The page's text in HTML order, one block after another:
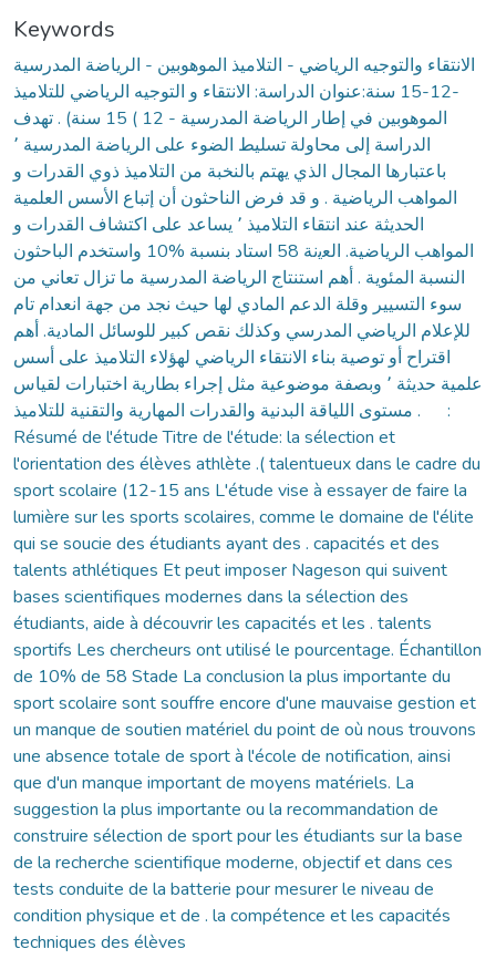
Keywords
الانتقاء والتوجيه الرياضي - التلاميذ الموهوبين - الرياضة المدرسية
-12-15 سنة:ﻋﻨﻮان اﻟﺪراﺳﺔ: اﻻﻧﺘﻘﺎء و اﻟﺘﻮﺟﻴﻪ اﻟﺮﻳﺎﺿﻲ ﻟﻠﺘﻼﻣﻴﺬ
اﻟﻤﻮﻫﻮﺑﻴﻦ ﻓﻲ إﻃﺎر اﻟﺮﻳﺎﺿﺔ اﻟﻤﺪرﺳﻴﺔ - 12 ) 15 ﺳﻨﺔ) . ﺗﻬﺪف
اﻟﺪراﺳﺔ إﻟﻰ ﻣﺤﺎوﻟﺔ ﺗﺴﻠﻴﻂ اﻟﻀﻮء ﻋﻠﻰ اﻟﺮﻳﺎﺿﺔ اﻟﻤﺪرﺳﻴﺔ ٬
ﺑﺎﻋﺘﺒﺎرﻫﺎ اﻟﻤﺠﺎل اﻟﺬي ﻳﻬﺘﻢ ﺑﺎﻟﻨﺨﺒﺔ ﻣﻦ اﻟﺘﻼﻣﻴﺬ ذوي اﻟﻘﺪرات و
اﻟﻤﻮاﻫﺐ اﻟﺮﻳﺎﺿﻴﺔ . و ﻗﺪ ﻓﺮض اﻟﻨﺎﺣﺜﻮن أن إﺗﺒﺎع اﻷﺳﺲ اﻟﻌﻠﻤﻴﺔ
اﻟﺤﺪﻳﺜﺔ ﻋﻨﺪ اﻧﺘﻘﺎء اﻟﺘﻼﻣﻴﺬ ٬ ﻳﺴﺎﻋﺪ ﻋﻠﻰ اﻛﺘﺸﺎف اﻟﻘﺪرات و
اﻟﻤﻮاﻫﺐ اﻟﺮﻳﺎﺿﻴﺔ. ﺍﻟﻌﻳﻧﺔ 58 اﺳﺘﺎد ﺑﻨﺴﺒﺔ %10 واﺳﺘﺨﺪم اﻟﺒﺎﺣﺜﻮن
اﻟﻨﺴﺒﺔ اﻟﻤﺌﻮﻳﺔ . أﻫﻢ اﺳﺘﻨﺘﺎج اﻟﺮﻳﺎﺿﺔ اﻟﻤﺪرﺳﻴﺔ ﻣﺎ ﺗﺰال ﺗﻌﺎﻧﻲ ﻣﻦ
ﺳﻮء اﻟﺘﺴﻴﻴﺮ وﻗﻠﺔ اﻟﺪﻋﻢ اﻟﻤﺎدي ﻟﻬﺎ ﺣﻴﺚ ﻧﺠﺪ ﻣﻦ ﺟﻬﺔ اﻧﻌﺪام ﺗﺎم
ﻟﻺﻋﻼم اﻟﺮﻳﺎﺿﻲ اﻟﻤﺪرﺳﻲ وﻛﺬﻟﻚ ﻧﻘﺺ ﻛﺒﻴﺮ ﻟﻠﻮﺳﺎﺋﻞ اﻟﻤﺎدﻳﺔ. أﻫﻢ
اﻗﺘﺮاح أو ﺗﻮﺻﻴﺔ ﺑﻨﺎء اﻻﻧﺘﻘﺎء اﻟﺮﻳﺎﺿﻲ ﻟﻬﺆﻻء اﻟﺘﻼﻣﻴﺬ ﻋﻠﻰ أﺳﺲ
ﻋﻠﻤﻴﺔ ﺣﺪﻳﺜﺔ ٬ وﺑﺼﻔﺔ ﻣﻮﺿﻮﻋﻴﺔ ﻣﺜﻞ إﺟﺮاء ﺑﻄﺎرﻳﺔ اﺧﺘﺒﺎرات ﻟﻘﻴﺎس
ﻣﺴﺘﻮى اﻟﻠﻴﺎﻗﺔ اﻟﺒﺪﻧﻴﺔ واﻟﻘﺪرات اﻟﻤﻬﺎرﻳﺔ واﻟﺘﻘﻨﻴﺔ ﻟﻠﺘﻼﻣﻴﺬ . :
Résumé de l'étude Titre de l'étude: la sélection et
l'orientation des élèves athlète .( talentueux dans le cadre du
sport scolaire (12-15 ans L'étude vise à essayer de faire la
lumière sur les sports scolaires, comme le domaine de l'élite
qui se soucie des étudiants ayant des . capacités et des
talents athlétiques Et peut imposer Nageson qui suivent
bases scientifiques modernes dans la sélection des
étudiants, aide à découvrir les capacités et les . talents
sportifs Les chercheurs ont utilisé le pourcentage. Échantillon
de 10% de 58 Stade La conclusion la plus importante du
sport scolaire sont souffre encore d'une mauvaise gestion et
un manque de soutien matériel du point de où nous trouvons
une absence totale de sport à l'école de notification, ainsi
que d'un manque important de moyens matériels. La
suggestion la plus importante ou la recommandation de
construire sélection de sport pour les étudiants sur la base
de la recherche scientifique moderne, objectif et dans ces
tests conduite de la batterie pour mesurer le niveau de
condition physique et de . la compétence et les capacités
techniques des élèves